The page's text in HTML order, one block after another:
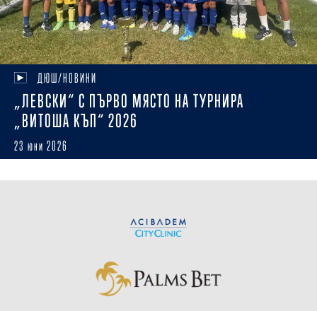
ДЮШ/НОВИНИ
„ЛЕВСКИ“ С ПЪРВО МЯСТО НА ТУРНИРА
„ВИТОША КЪП“ 2026
23 юни 2026